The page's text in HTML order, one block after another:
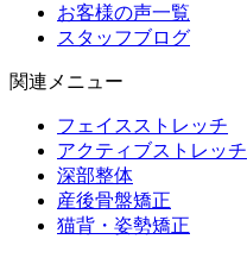
お客様の声一覧
スタッフブログ
関連メニュー
フェイスストレッチ
アクティブストレッチ
深部整体
産後骨盤矯正
猫背・姿勢矯正